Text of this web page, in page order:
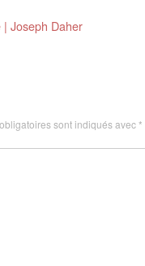
Joseph Daher
sont indiqués avec*